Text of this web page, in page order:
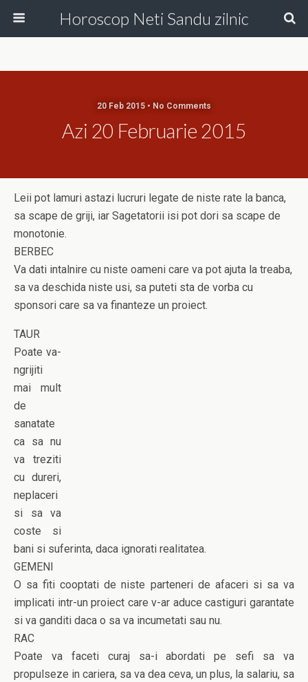
Horoscop Neti Sandu zilnic
20 Feb 2015 • No Comments
Azi 20 Februarie 2015
Leii pot lamuri astazi lucruri legate de niste rate la banca,
sa scape de griji, iar Sagetatorii isi pot dori sa scape de
monotonie.
BERBEC
Va dati intalnire cu niste oameni care va pot ajuta la treaba,
sa va deschida niste usi, sa puteti sta de vorba cu
sponsori care sa va finanteze un proiect.
TAUR
Poate va-
ngrijiti
mai mult
de
sanatate
ca sa nu
va treziti
cu dureri,
neplaceri
si sa va
coste si
bani si suferinta, daca ignorati realitatea.
GEMENI
O sa fiti cooptati de niste parteneri de afaceri si sa va
implicati intr-un proiect care v-ar aduce castiguri garantate
si va ganditi daca o sa va incumetati sau nu.
RAC
Poate va faceti curaj sa-i abordati pe sefi sa va
propulseze in cariera, sa va dea ceva, un plus, la salariu, sa